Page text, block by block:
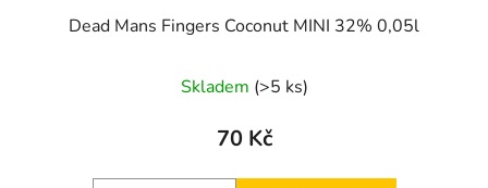
Dead Mans Fingers Coconut MINI 32% 0,05l
Skladem (>5 ks)
70 Kč